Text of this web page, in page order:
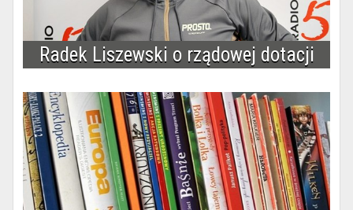
Radek Liszewski o rządowej dotacji